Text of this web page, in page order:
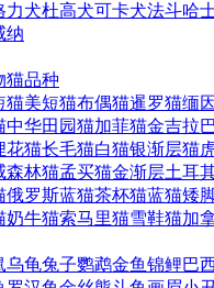
力犬杜高犬可卡犬法斗哈
纳
猫品种
猫美短猫布偶猫暹罗猫缅
中华田园猫加菲猫金吉拉
花猫长毛猫白猫银渐层猫
森林猫孟买猫金渐层土耳
俄罗斯蓝猫茶杯猫蓝猫矮
奶牛猫索马里猫雪鞋猫加
乌龟兔子鹦鹉金鱼锦鲤巴